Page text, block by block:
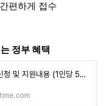
편하게 접수
정부 혜택
부담경감크레딧 신청 및 지원내용 (1인당 50만원 지원)